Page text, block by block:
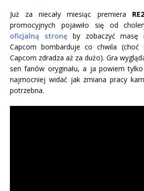
Już za niecały miesiąc premiera RE2
promocyjnych pojawiło się od
oficjalną stronęby zobaczyć masę
Capcom bombarduje co chwila (choć
Capcom zdradza aż za dużo). Gra
sen fanów oryginału, a ja powiem
najmocniej widać jak zmiana pracy
potrzebna.